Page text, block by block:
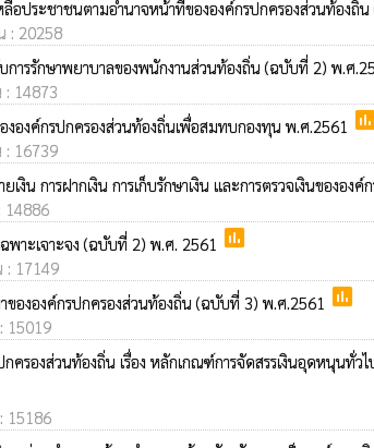
ลือประชาชนตามอำนาจหน้าที่ขององค์กรปกครองส่วนท้อง
: 20258
การรักษาพยาบาลของพนักงานส่วนท้องถิ่น (ฉบับที่ 2) พ.ศ
: 14873
งองค์กรปกครองส่วนท้องถิ่นเพื่อสมทบกองทุน พ.ศ.2561 poll
: 16739
เงิน การฝากเงิน การเก็บรักษาเงิน และการตรวจเงินของ
14886
พาะเจาะจง (ฉบับที่ 2) พ.ศ. 2561 poll
: 17149
ององค์กรปกครองส่วนท้องถิ่น (ฉบับที่ 3) พ.ศ.2561 poll
15019
ครองส่วนท้องถิ่น เรื่อง หลักเกณฑ์การจัดสรรเงินอุดหนุนทั่
15186